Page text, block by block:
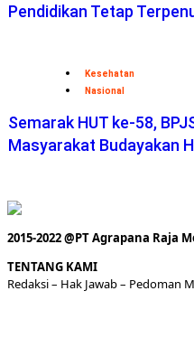
Pendidikan Tetap
Kesehatan
Nasional
Semarak HUT ke-58,
Masyarakat Budayakan
2015-2022 @PT Agrapana Raja
TENTANG KAMI
Redaksi– Hak Jawab – Pedoman